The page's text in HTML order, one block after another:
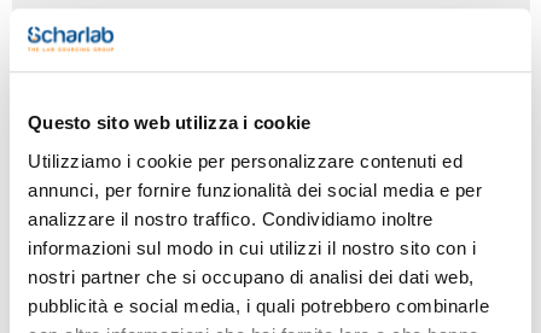
Questo sito web utilizza i cookie
Utilizziamo i cookie per personalizzare contenuti ed
annunci, per fornire funzionalità dei social media e per
analizzare il nostro traffico. Condividiamo inoltre
informazioni sul modo in cui utilizzi il nostro sito con i
nostri partner che si occupano di analisi dei dati web,
pubblicità e social media, i quali potrebbero combinarle
GRA-0SR-16
scorte
Descrizione
Rack SR per 21
provette da 19
mm
Per modello
LSB12 / LSB18 /
OLS26
Conf. (unità)
1
Codice
Confezionamento Prezzo